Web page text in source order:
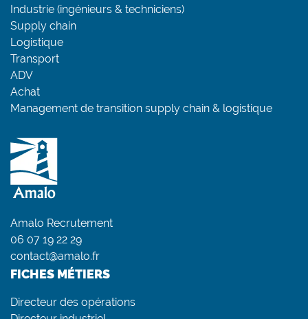
Industrie (ingénieurs & techniciens)
Supply chain
Logistique
Transport
ADV
Achat
Management de transition supply chain & logistique
Amalo Recrutement
06 07 19 22 29
contact@amalo.fr
FICHES MÉTIERS
Directeur des opérations